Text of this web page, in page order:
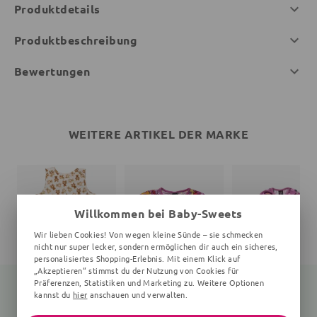
Produktdetails
Produktbeschreibung
Bewertungen
WEITERE ARTIKEL DER MARKE
Willkommen bei Baby-Sweets
Wir lieben Cookies! Von wegen kleine Sünde – sie schmecken
nicht nur super lecker, sondern ermöglichen dir auch ein sicheres,
personalisiertes Shopping-Erlebnis. Mit einem Klick auf
„Akzeptieren“ stimmst du der Nutzung von Cookies für
Präferenzen, Statistiken und Marketing zu. Weitere Optionen
kannst du hier anschauen und verwalten.